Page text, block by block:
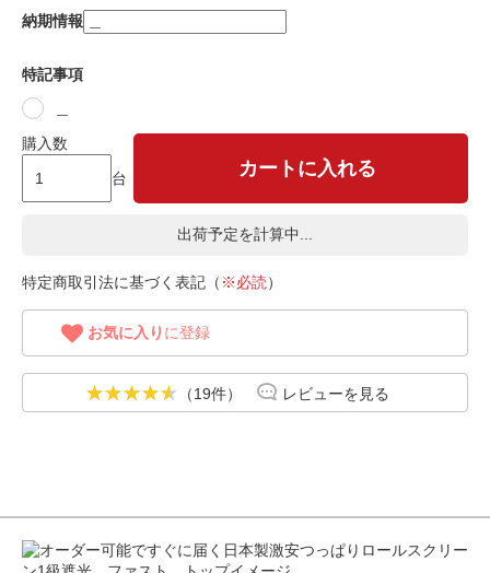
納期情報
特記事項
購入数
台
カートに入れる
出荷予定を計算中...
特定商取引法に基づく表記（ ※必読）
お気に入り に登録
（19件） レビューを見る